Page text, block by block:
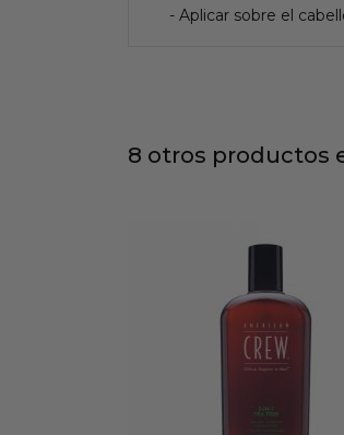
- Aplicar sobre el
8 otros productos